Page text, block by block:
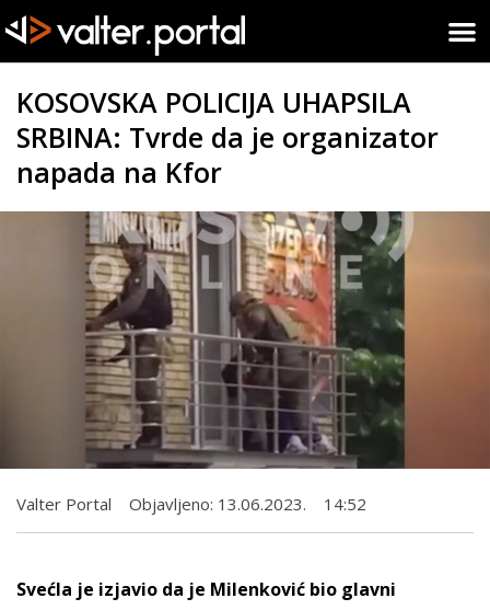
KOSOVSKA POLICIJA UHAPSILA
SRBINA: Tvrde da je organizator
napada na Kfor
Valter Portal Objavljeno: 13.06.2023. 14:52
Svećla je izjavio da je Milenković bio glavni